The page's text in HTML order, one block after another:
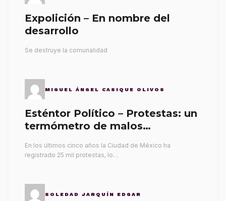
Expolición – En nombre del
desarrollo
Se destruye la comunalidad
MIGUEL ÁNGEL CASIQUE OLIVOS
Esténtor Político – Protestas: un
termómetro de malos
En los últimos cinco años la Ciudad de México ha
registrado 25 mil protestas, lo…
SOLEDAD JARQUÍN EDGAR